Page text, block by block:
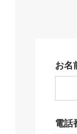
お名
電話